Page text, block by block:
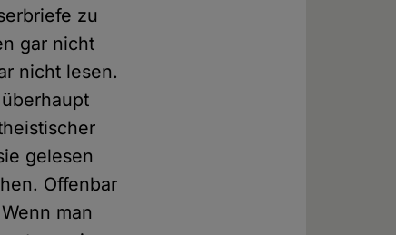
zu
gar nicht
nicht lesen.
gelesen
Offenbar
man